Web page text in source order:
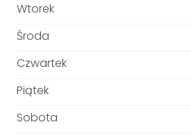
Wtorek
Środa
Czwartek
Piątek
Sobota